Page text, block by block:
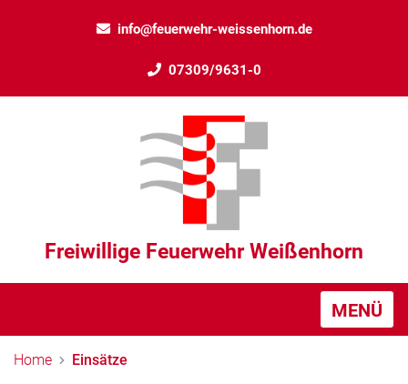
info@feuerwehr-weissenhorn.de
07309/9631-0
Freiwillige Feuerwehr Weißenhorn
MENÜ
Home Einsätze